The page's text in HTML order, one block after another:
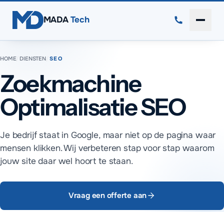
MADA Tech
HOME/ DIENSTEN/ SEO
Zoekmachine
Optimalisatie SEO
Je bedrijf staat in Google, maar niet op de pagina waar
mensen klikken. Wij verbeteren stap voor stap waarom
jouw site daar wel hoort te staan.
Vraag een offerte aan